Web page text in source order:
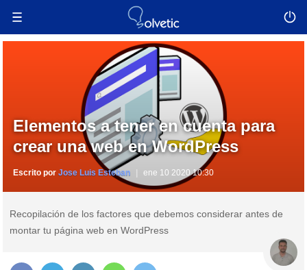
Elementos a tener en cuenta para
crear una web en WordPress
Escrito por Jose Luis Esteban ene 10 2020 10:30
Recopilación de los factores que debemos considerar antes de
montar tu página web en WordPress